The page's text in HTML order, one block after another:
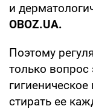
и
OBOZ.UA.
Поэтому
только вопрос
стирать ее